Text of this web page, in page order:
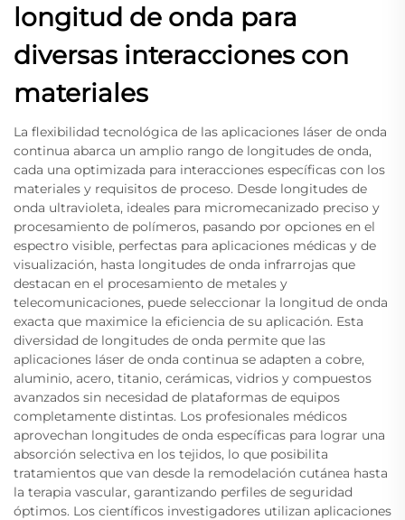
longitud de onda para
diversas interacciones con
materiales
La flexibilidad tecnológica de las aplicaciones láser de onda
continua abarca un amplio rango de longitudes de onda,
cada una optimizada para interacciones específicas con los
materiales y requisitos de proceso. Desde longitudes de
onda ultravioleta, ideales para micromecanizado preciso y
procesamiento de polímeros, pasando por opciones en el
espectro visible, perfectas para aplicaciones médicas y de
visualización, hasta longitudes de onda infrarrojas que
destacan en el procesamiento de metales y
telecomunicaciones, puede seleccionar la longitud de onda
exacta que maximice la eficiencia de su aplicación. Esta
diversidad de longitudes de onda permite que las
aplicaciones láser de onda continua se adapten a cobre,
aluminio, acero, titanio, cerámicas, vidrios y compuestos
avanzados sin necesidad de plataformas de equipos
completamente distintas. Los profesionales médicos
aprovechan longitudes de onda específicas para lograr una
absorción selectiva en los tejidos, lo que posibilita
tratamientos que van desde la remodelación cutánea hasta
la terapia vascular, garantizando perfiles de seguridad
óptimos. Los científicos investigadores utilizan aplicaciones